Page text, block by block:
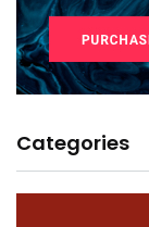
Categories